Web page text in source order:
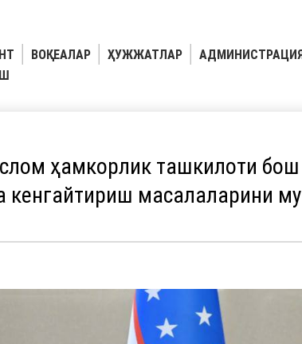
ВОҚЕАЛАР ҲУЖЖАТЛАР
ҳамкорлик ташкилоти
кенгайтириш масалаларини